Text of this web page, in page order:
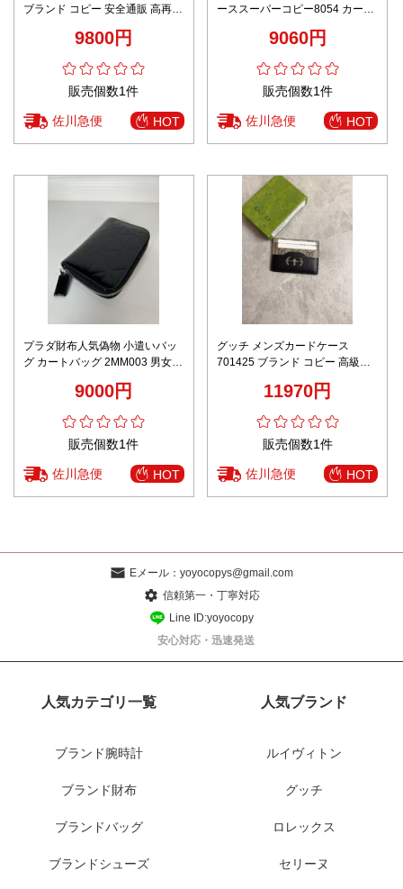
ブランド コピー 安全通販 高再現
保証 安心サイト9800円
販売個数1件
佐川急便 HOT
ーススーパーコピー8054 カード
9060円
販売個数1件
佐川急便 HOT
プラダ財布人気偽物 小遣いバッ
グ カートバッグ 2MM003 男女兼
9000円
販売個数1件
佐川急便 HOT
グッチ メンズカードケース
701425 ブランド コピー 高級感
送 レビュー高リピ率
11970円
販売個数1件
佐川急便 HOT
Eメール： yoyocopys@gmail.com
信頼第一・丁寧対応
Line ID:yoyocopy
安心対応・迅速発送
人気カテゴリ一覧
ブランド腕時計
ブランド財布
ブランドバッグ
ブランドシューズ
人気ブランド
ルイヴィトン
グッチ
ロレックス
セリーヌ